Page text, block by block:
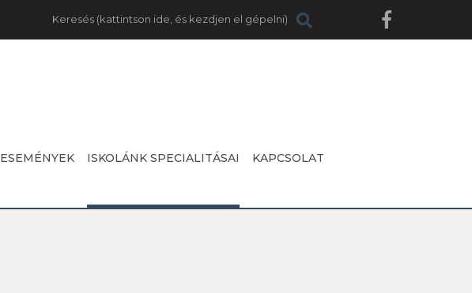
Keresés
ESEMÉNYEK ISKOLÁNK SPECIALITÁSAI KAPCSOLAT